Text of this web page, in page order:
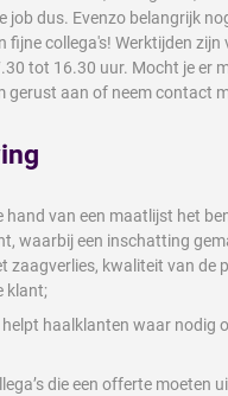
job dus. Evenzo belangrijk
fijne collega's! Werktijden zijn
tot 16.30 uur. Mocht je er
gerust aan of neem contact
hand van een maatlijst het
waarbij een inschatting
zaagverlies, kwaliteit van de
klant;
helpt haalklanten waar nodig
die een offerte moeten